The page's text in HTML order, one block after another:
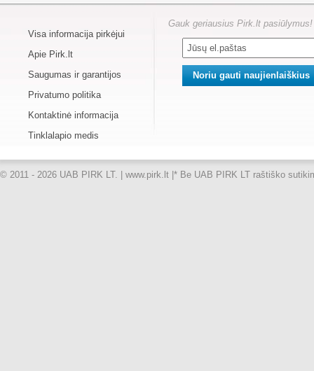
Visa informacija pirkėjui
Apie Pirk.lt
Saugumas ir garantijos
Privatumo politika
Kontaktinė informacija
Tinklalapio medis
Gauk geriausius Pirk.lt pasiūlymus!
© 2011 - 2026 UAB PIRK LT. | www.pirk.lt | * Be UAB PIRK LT raštiško